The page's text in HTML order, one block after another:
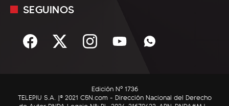
Sociedad
C5N Autos
Mediakit
Términos y condiciones
SEGUINOS
Edición Nº 1736
TELEPIU S.A. |© 2021 C5N.com - Dirección Nacional del Derecho